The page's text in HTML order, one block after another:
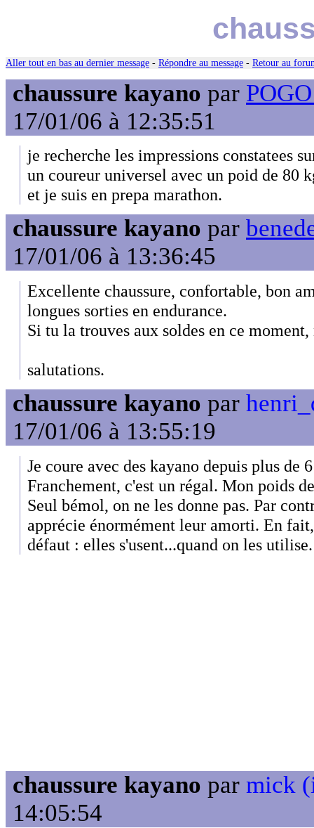
Aller tout en bas au dernier message - Répondre au message - Retour au
chaussure kayano par
17/01/06 à 12:35:51
je recherche les impressions constatees
un coureur universel avec un poid de 80
et je suis en prepa marathon.
chaussure kayano par
17/01/06 à 13:36:45
Excellente chaussure, confortable, bon
longues sorties en endurance.
Si tu la trouves aux soldes en ce moment,
salutations.
chaussure kayano par
17/01/06 à 13:55:19
Je coure avec des kayano depuis plus de
Franchement, c'est un régal. Mon poids
Seul bémol, on ne les donne pas. Par
apprécie énormément leur amorti. En
défaut : elles s'usent...quand on les utilise.
chaussure kayano par mick
14:05:54